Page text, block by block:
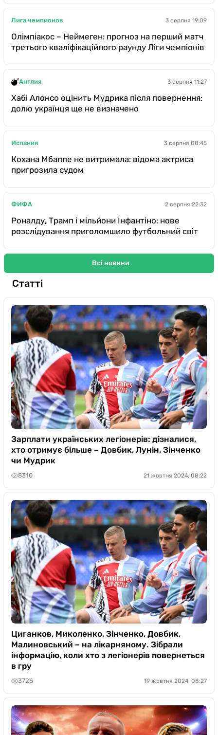
Лига чемпионов 3 серпня 19:09
Олімпіакос – Неймеген: прогноз на перший матч
третього кваліфікаційного раунду Ліги чемпіонів
Англия 3 серпня 11:27
Хабі Алонсо оцінить Мудрика після повернення:
долю українця ще не визначено
Испания 3 серпня 08:45
Кохана Мбаппе не витримала: відома актриса
пригрозила судом
ФИФА 2 серпня 22:32
Роналду, Трамп і мільйони Інфантіно: нове
розслідування приголомшило футбольний світ
Всі новини
Статті
Зарплати українських легіонерів: дізналися,
хто отримує більше – Довбик, Лунін, Зінченко
чи Мудрик
8310 21 жовтня 2024, 08:22
Циганков, Миколенко, Зінченко, Довбик,
Малиновський – на лікарняному. Зібрали
інформацію, коли хто з легіонерів повернеться
в гру
3726 19 жовтня 2024, 08:27